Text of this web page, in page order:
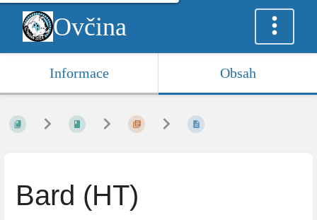
Ovčina
Informace Obsah
Bard (HT)